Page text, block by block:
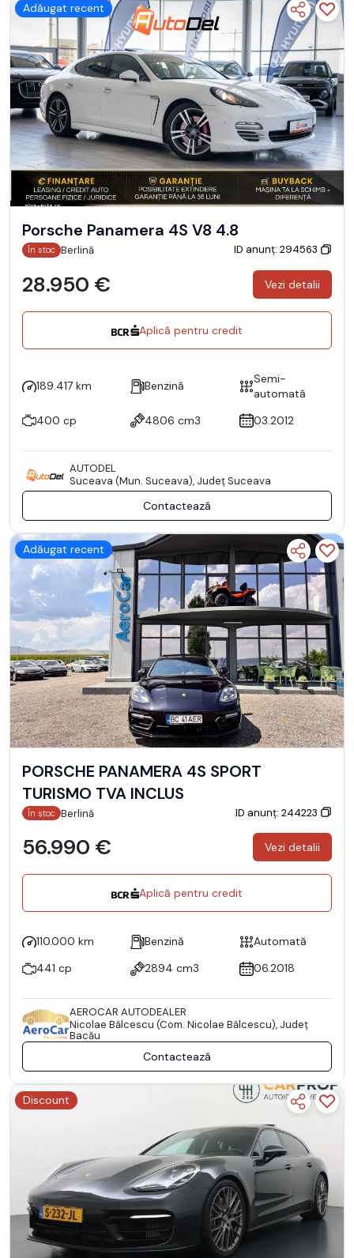
Adăugat recent
Porsche Panamera 4S V8 4.8
În stoc Berlină ID anunț: 294563
28.950 € Vezi detalii
Aplică pentru credit
189.417 km Benzină
Semi-
automată
400 cp
4806 cm3 03.2012
AUTODEL
Suceava (Mun. Suceava), Județ Suceava
Contactează
Adăugat recent
PORSCHE PANAMERA 4S SPORT
TURISMO TVA INCLUS
În stoc Berlină ID anunț: 244223
56.990 € Vezi detalii
Aplică pentru credit
110.000 km Benzină
Automată
441 cp
2894 cm3 06.2018
AEROCAR AUTODEALER
Nicolae Bălcescu (Com. Nicolae Bălcescu), Județ
Bacău
Contactează
Discount